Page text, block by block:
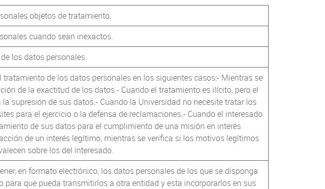
objetos de tratamiento.
cuando sean inexactos.
los datos personales.
de los datos personales en los siguientes casos:- Mientras se
de la exactitud de los datos.- Cuando el tratamiento es ilícito, pero el
supresión de sus datos.- Cuando la Universidad no necesite tratar los
para el ejercicio o la defensa de reclamaciones.- Cuando el interesado
de sus datos para el cumplimiento de una misión en interés
de un interés legítimo, mientras se verifica si los motivos legítimos
sobre los del interesado.
en formato electrónico, los datos personales de los que se disponga
para que pueda transmitirlos a otra entidad y esta incorporarlos en sus